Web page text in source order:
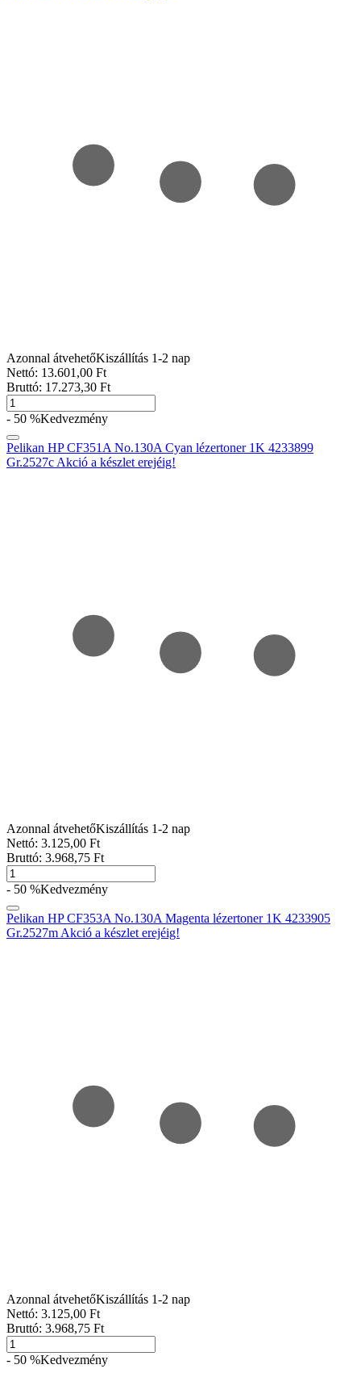
Azonnal átvehetőKiszállítás 1-2 nap
Nettó: 13.601 ,00 Ft
Bruttó: 17.273,30 Ft
- 50 %Kedvezmény
Pelikan HP CF351A No.130A Cyan lézertoner 1K 4233899
Gr.2527c Akció a készlet erejéig!
Azonnal átvehetőKiszállítás 1-2 nap
Nettó: 3.125,00 Ft
Bruttó: 3.968,75 Ft
- 50 %Kedvezmény
Pelikan HP CF353A No.130A Magenta lézertoner 1K 4233905
Gr.2527m Akció a készlet erejéig!
Azonnal átvehetőKiszállítás 1-2 nap
Nettó: 3.125,00 Ft
Bruttó: 3.968,75 Ft
- 50 %Kedvezmény